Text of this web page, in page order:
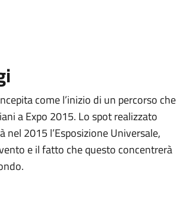
come l’inizio di un percorso che
a Expo 2015. Lo spot realizzato
2015 l’Esposizione Universale,
e il fatto che questo concentrerà